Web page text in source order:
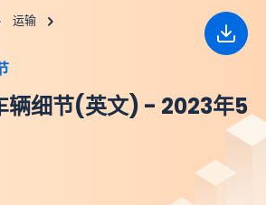
运输
辆细节(英文) - 2023年5
下载